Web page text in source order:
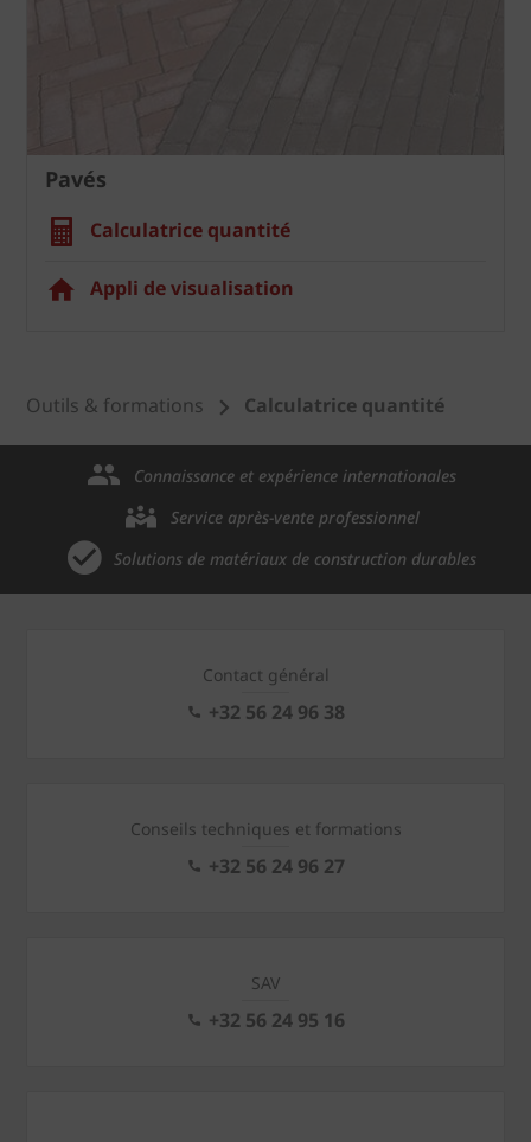
Pavés
Calculatrice quantité
Appli de visualisation
Outils & formations Calculatrice quantité
Connaissance et expérience internationales
Service après-vente professionnel
Solutions de matériaux de construction durables
Contact général
+32 56 24 96 38
Conseils techniques et formations
+32 56 24 96 27
SAV
+32 56 24 95 16